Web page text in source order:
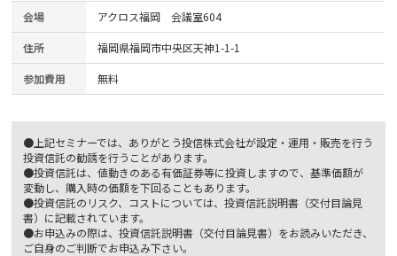
会場 アクロス福岡 会議室604
住所 福岡県福岡市中央区天神1-1-1
参加費用 無料
●上記セミナーでは、ありがとう投信株式会社が設定・運用・販売を行う
投資信託の勧誘を行うことがあります。
●投資信託は、値動きのある有価証券等に投資しますので、基準価額が
変動し、購入時の価額を下回ることもあります。
●投資信託のリスク、コストについては、投資信託説明書（交付目論見
書）に記載されています。
●お申込みの際は、投資信託説明書（交付目論見書）をお読みいただき、
ご自身のご判断でお申込み下さい。